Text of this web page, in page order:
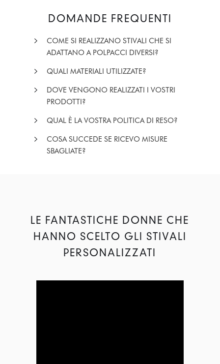
DOMANDE FREQUENTI
COME SI REALIZZANO STIVALI CHE SI
ADATTANO A POLPACCI DIVERSI?
QUALI MATERIALI UTILIZZATE?
DOVE VENGONO REALIZZATI I VOSTRI
PRODOTTI?
QUAL È LA VOSTRA POLITICA DI RESO?
COSA SUCCEDE SE RICEVO MISURE
SBAGLIATE?
LE FANTASTICHE DONNE CHE
HANNO SCELTO GLI STIVALI
PERSONALIZZATI